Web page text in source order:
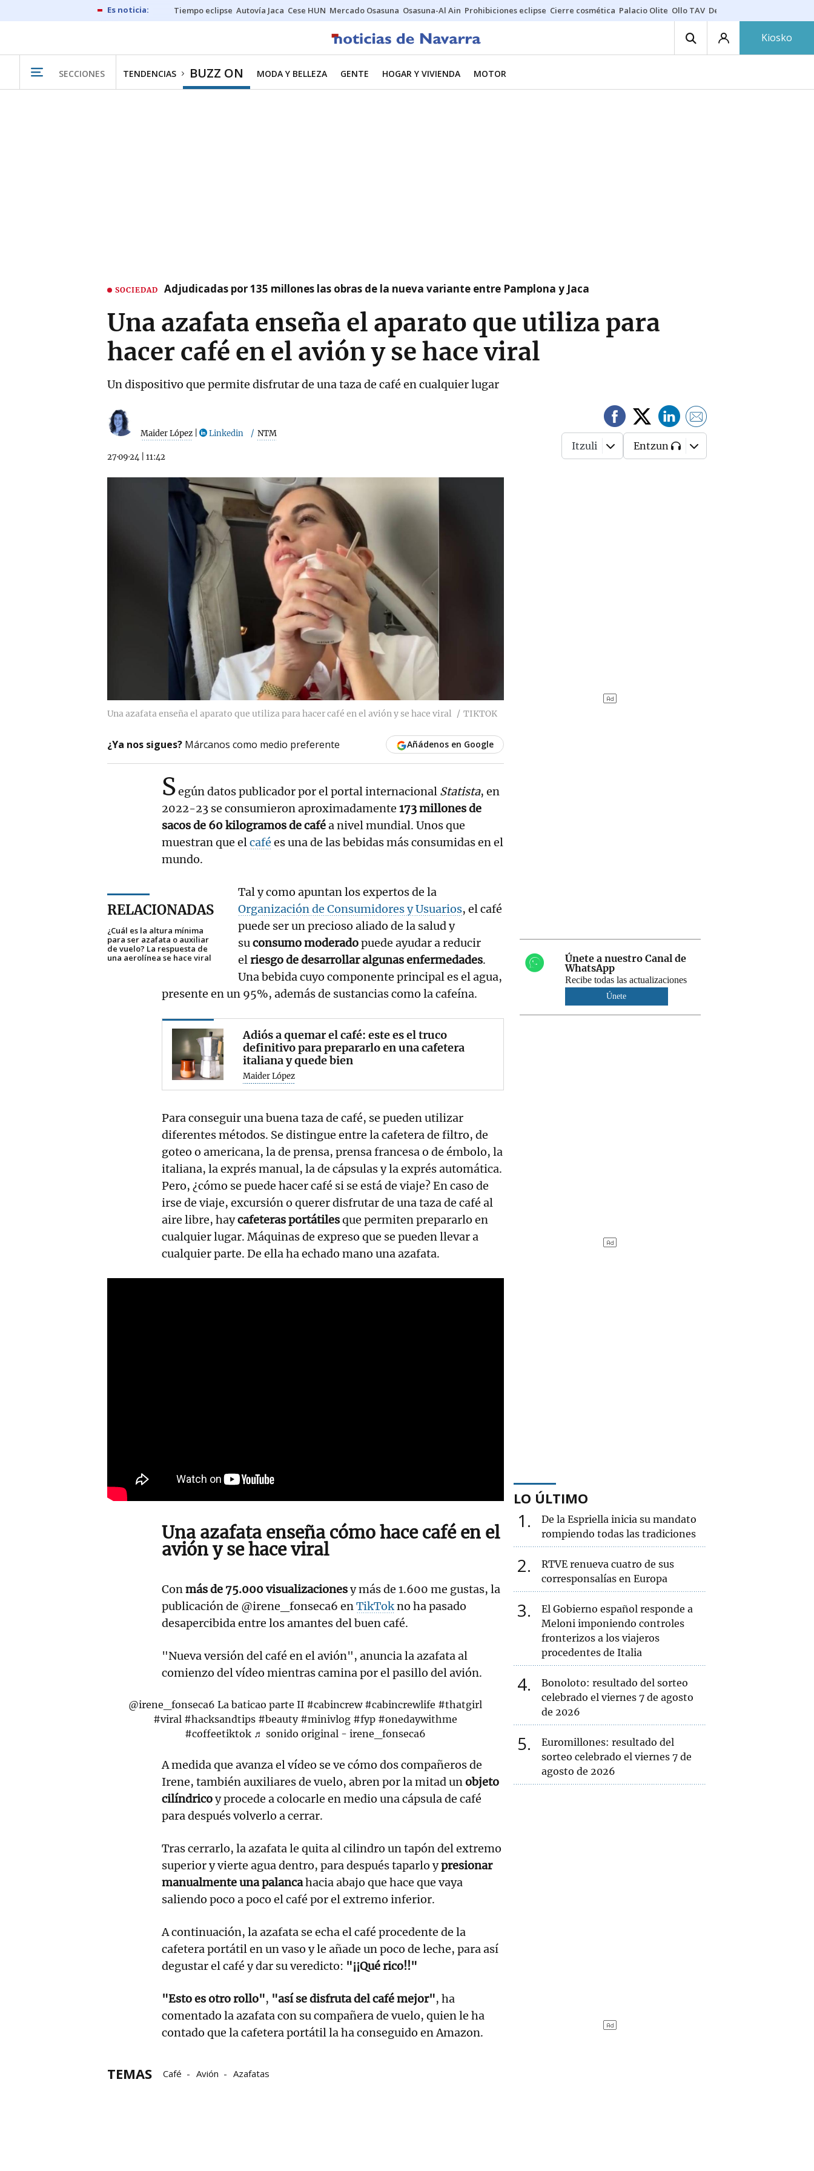
Tiempo eclipse Autovía Jaca Cese HUN Mercado Osasuna Osasuna-Al Ain Prohibiciones eclipse Cierre cosmética Palacio Olite Ollo TAV Derrama vecinos
Kiosko
SECCIONES TENDENCIAS BUZZ ON MODA Y BELLEZA GENTE HOGAR Y VIVIENDA MOTOR
SOCIEDAD Adjudicadas por 135 millones las obras de la nueva variante entre Pamplona y Jaca
Una azafata enseña el aparato que utiliza para
hacer café en el avión y se hace viral
Un dispositivo que permite disfrutar de una taza de café en cualquier lugar
Maider López Linkedin NTM
27·09·24 11:42
Itzuli Entzun
Una azafata enseña el aparato que utiliza para hacer café en el avión y se hace viral TIKTOK
¿Ya nos sigues? Márcanos como medio preferente Añádenos en Google
Según datos publicador por el portal internacional Statista, en
2022-23 se consumieron aproximadamente 173 millones de
sacos de 60 kilogramos de caféa nivel mundial. Unos que
muestran que elcafé es una de las bebidas más consumidas en el
mundo.
RELACIONADAS
¿Cuál es la altura mínima
para ser azafata o auxiliar
de vuelo? La respuesta de
una aerolínea se hace viral
Tal y como apuntan los expertos de la
Organización de Consumidores y Usuarios, el café
puede ser un precioso aliado de la salud y
suconsumo moderadopuede ayudar a reducir
elriesgo de desarrollar algunas enfermedades.
Una bebida cuyo componente principal es el agua,
presente en un 95%, además de sustancias como la cafeína.
Adiós a quemar el café: este es el truco
definitivo para prepararlo en una cafetera
italiana y quede bien
Maider López
Para conseguir una buena taza de café, se pueden utilizar
diferentes métodos. Se distingue entre la cafetera de filtro, de
goteo o americana, la de prensa, prensa francesa o de émbolo, la
italiana, la exprés manual, la de cápsulas y la exprés automática.
Pero, ¿cómo se puede hacer café si se está de viaje? En caso de
irse de viaje, excursión o querer disfrutar de una taza de café al
aire libre, haycafeteras portátilesque permiten prepararlo en
cualquier lugar. Máquinas de expreso que se pueden llevar a
cualquier parte. De ella ha echado mano una azafata.
Una azafata enseña cómo hace café en el
avión y se hace viral
Conmás de 75.000 visualizacionesy más de 1.600 me gustas, la
publicación de @irene_fonseca6 enTikTokno ha pasado
desapercibida entre los amantes del buen café.
"Nueva versión del café en el avión", anuncia la azafata al
comienzo del vídeo mientras camina por el pasillo del avión.
@irene_fonseca6 La baticao parte II #cabincrew #cabincrewlife #thatgirl
#viral #hacksandtips #beauty #minivlog #fyp #onedaywithme
#coffeetiktok ♬ sonido original - irene_fonseca6
A medida que avanza el vídeo se ve cómo dos compañeros de
Irene, también auxiliares de vuelo, abren por la mitad unobjeto
cilíndricoy procede a colocarle en medio una cápsula de café
para después volverlo a cerrar.
Tras cerrarlo, la azafata le quita al cilindro un tapón del extremo
superior y vierte agua dentro, para después taparlo ypresionar
manualmente una palancahacia abajo que hace que vaya
saliendo poco a poco el café por el extremo inferior.
A continuación, la azafata se echa el café procedente de la
cafetera portátil en un vaso y le añade un poco de leche, para así
degustar el café y dar su veredicto: "¡¡Qué rico!!"
"Esto es otro rollo", "así se disfruta del café mejor", ha
comentado la azafata con su compañera de vuelo, quien le ha
contado que la cafetera portátil la ha conseguido en Amazon.
TEMAS Café Avión Azafatas
Únete a nuestro Canal de
WhatsApp
Recibe todas las actualizaciones
Únete
LO ÚLTIMO
1
De la Espriella inicia su mandato
rompiendo todas las tradiciones
2
RTVE renueva cuatro de sus
corresponsalías en Europa
3
El Gobierno español responde a
Meloni imponiendo controles
fronterizos a los viajeros
procedentes de Italia
4
Bonoloto: resultado del sorteo
celebrado el viernes 7 de agosto
de 2026
5
Euromillones: resultado del
sorteo celebrado el viernes 7 de
agosto de 2026